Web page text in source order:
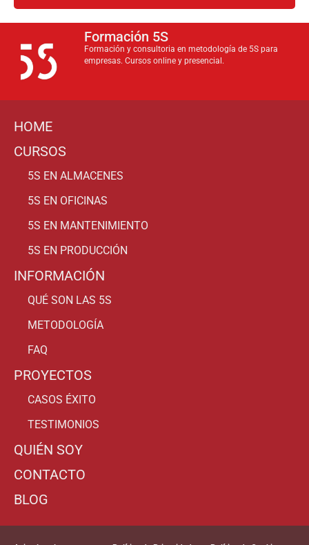
Formación 5S
Formación y consultoria en metodología de 5S para
empresas. Cursos online y presencial.
HOME
CURSOS
5S EN ALMACENES
5S EN OFICINAS
5S EN MANTENIMIENTO
5S EN PRODUCCIÓN
INFORMACIÓN
QUÉ SON LAS 5S
METODOLOGÍA
FAQ
PROYECTOS
CASOS ÉXITO
TESTIMONIOS
QUIÉN SOY
CONTACTO
BLOG